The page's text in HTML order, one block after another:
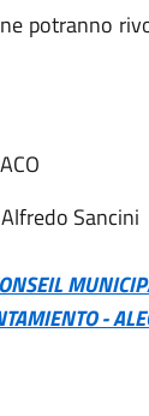
potranno
-